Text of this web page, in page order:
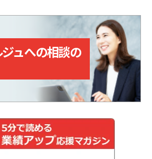
取をサポートする機能も備えてい
ュへの相談の